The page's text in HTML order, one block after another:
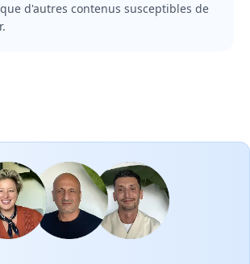
d'autres contenus susceptibles de